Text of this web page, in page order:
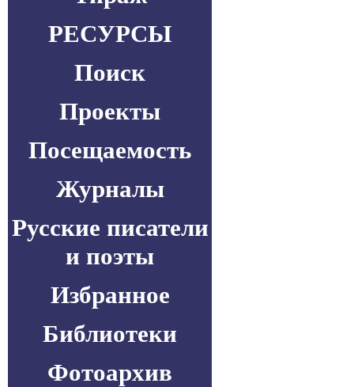
РЕСУРСЫ
Поиск
Проекты
Посещаемость
Журналы
Русские писатели
и поэты
Избранное
Библиотеки
Фотоархив